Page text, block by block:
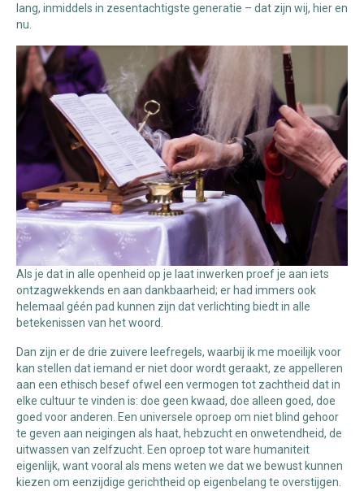
lang, inmiddels in zesentachtigste generatie – dat zijn wij, hier en
nu.
Als je dat in alle openheid op je laat inwerken proef je aan iets
ontzagwekkends en aan dankbaarheid; er had immers ook
helemaal géén pad kunnen zijn dat verlichting biedt in alle
betekenissen van het woord.
Dan zijn er de drie zuivere leefregels, waarbij ik me moeilijk voor
kan stellen dat iemand er niet door wordt geraakt, ze appelleren
aan een ethisch besef ofwel een vermogen tot zachtheid dat in
elke cultuur te vinden is: doe geen kwaad, doe alleen goed, doe
goed voor anderen. Een universele oproep om niet blind gehoor
te geven aan neigingen als haat, hebzucht en onwetendheid, de
uitwassen van zelfzucht. Een oproep tot ware humaniteit
eigenlijk, want vooral als mens weten we dat we bewust kunnen
kiezen om eenzijdige gerichtheid op eigenbelang te overstijgen.